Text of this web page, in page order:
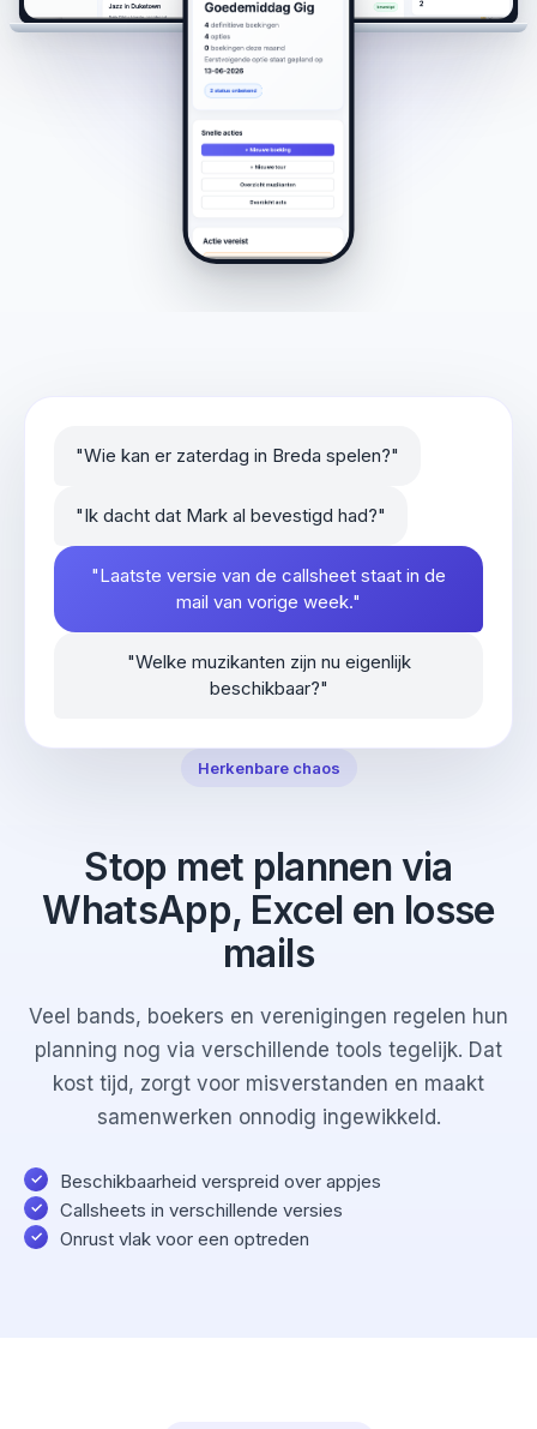
"Wie kan er zaterdag in Breda spelen?"
"Ik dacht dat Mark al bevestigd had?"
"Laatste versie van de callsheet staat in de
mail van vorige week."
"Welke muzikanten zijn nu eigenlijk
beschikbaar?"
Herkenbare chaos
Stop met plannen via
WhatsApp, Excel en losse
mails
Veel bands, boekers en verenigingen regelen hun
planning nog via verschillende tools tegelijk. Dat
kost tijd, zorgt voor misverstanden en maakt
samenwerken onnodig ingewikkeld.
Beschikbaarheid verspreid over appjes
Callsheets in verschillende versies
Onrust vlak voor een optreden